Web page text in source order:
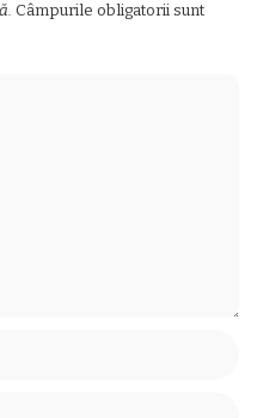
Câmpurile obligatorii sunt